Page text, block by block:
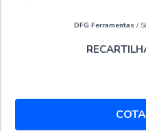
DFG Ferramentas /